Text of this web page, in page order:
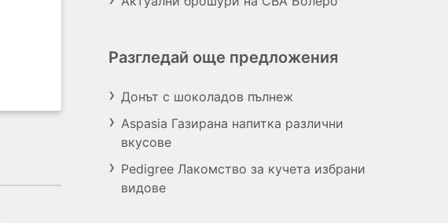
Разгледай още предложения
Донът с шоколадов пълнеж
Aspasia Газирана напитка различни
вкусове
Pedigree Лакомство за кучета избрани
видове